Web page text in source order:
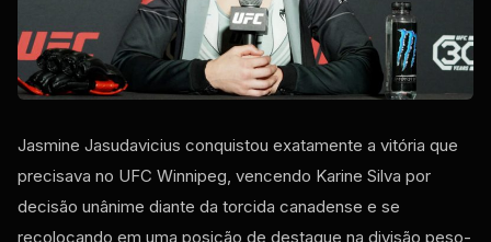
Jasmine Jasudavicius conquistou exatamente a vitória que
precisava no UFC Winnipeg, vencendo Karine Silva por
decisão unânime diante da torcida canadense e se
recolocando em uma posição de destaque na divisão peso-